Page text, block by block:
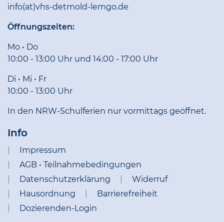
info(at)vhs-detmold-lemgo.de
Öffnungszeiten:
Mo • Do
10:00 - 13:00 Uhr und 14:00 - 17:00 Uhr
Di • Mi • Fr
10:00 - 13:00 Uhr
In den NRW-Schulferien nur vormittags geöffnet.
Info
Impressum
AGB • Teilnahmebedingungen
Datenschutzerklärung
Widerruf
Hausordnung
Barrierefreiheit
Dozierenden-Login